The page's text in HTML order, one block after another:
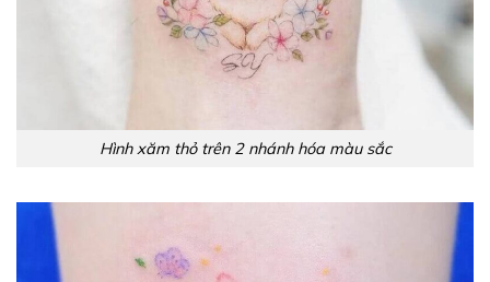
Hình xăm thỏ trên 2 nhánh hóa màu sắc